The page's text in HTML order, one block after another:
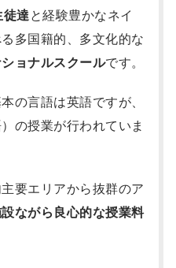
徒達 と経験豊かなネイ
多国籍的、多文化的な
ョナルスクールです。
の言語は英語ですが、
の授業が行われていま
要エリアから抜群のア
ながら良心的な授業料